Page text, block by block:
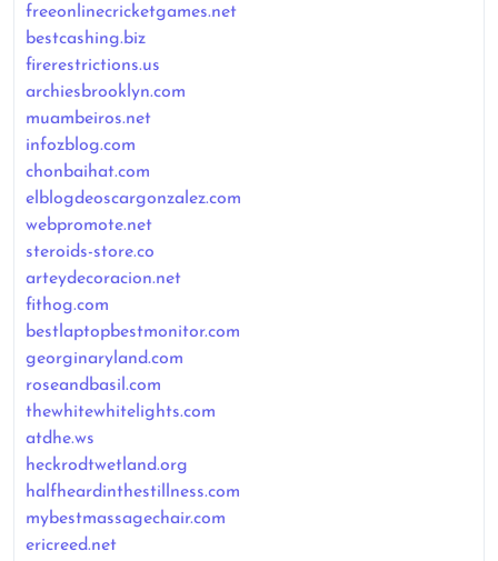
freeonlinecricketgames.net
bestcashing.biz
firerestrictions.us
archiesbrooklyn.com
muambeiros.net
infozblog.com
chonbaihat.com
elblogdeoscargonzalez.com
webpromote.net
steroids-store.co
arteydecoracion.net
fithog.com
bestlaptopbestmonitor.com
georginaryland.com
roseandbasil.com
thewhitewhitelights.com
atdhe.ws
heckrodtwetland.org
halfheardinthestillness.com
mybestmassagechair.com
ericreed.net